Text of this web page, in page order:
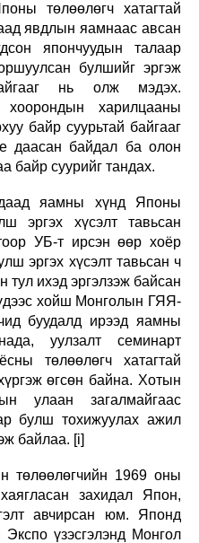
төлөөлөгч хатагтай
явдлын яамнаас авсан
япончуудын талаар
булшийг эргэж
нь олж мэдэх.
харилцааны
байр суурьтай байгааг
даасан байдал ба олон
байр суурийг тандах.
яамны хүнд Японы
эргэх хүсэлт тавьсан
УБ-т ирсэн өөр хоёр
эргэх хүсэлт тавьсан ч
тул ихэд эргэлзэж байсан
хойш Монголын ГЯЯ-
буудалд ирээд яамны
уулзалт семинарт
төлөөлөгч хатагтай
өгсөн байна. Хотын
улаан загалмайгаас
булш тохижуулах ажил
байлаа. [i]
төлөөлөгчийн 1969 оны
захидал Япон,
авчирсан юм. Японд
үзэсгэлэнд Монгол